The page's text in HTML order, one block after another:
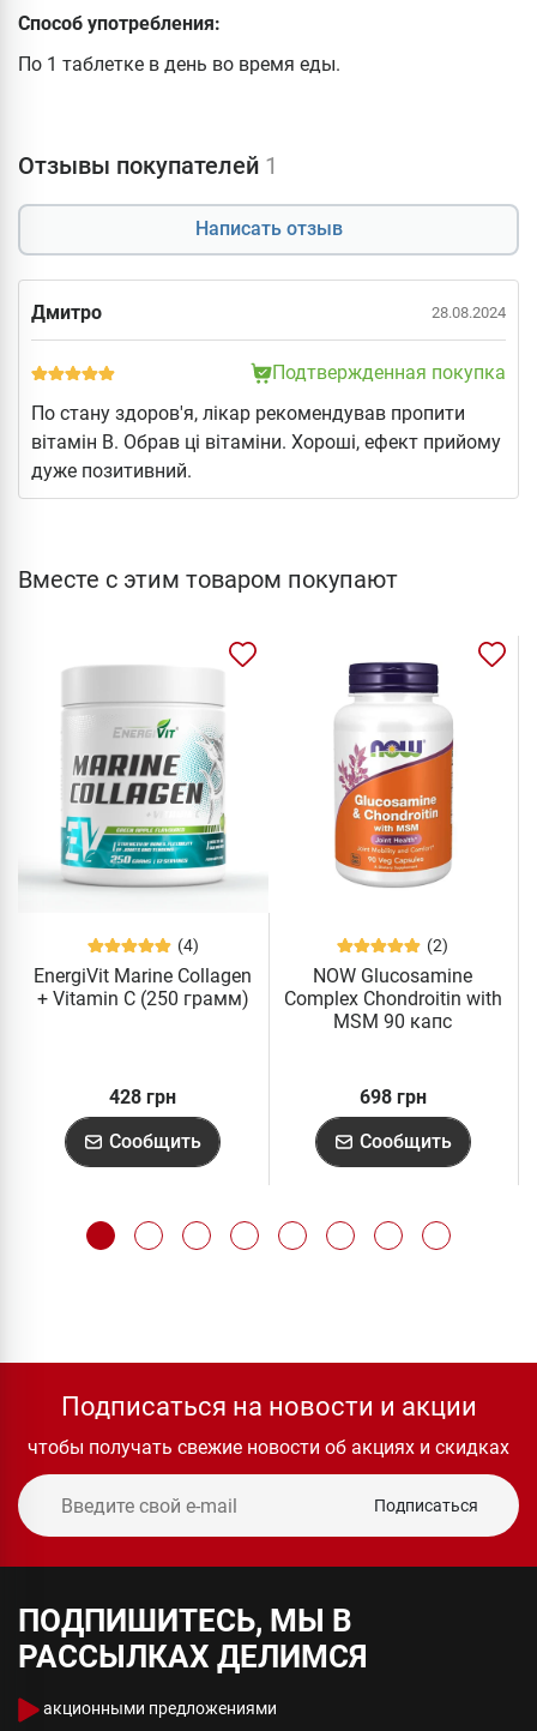
Способ употребления:
По 1 таблетке в день во время еды.
Отзывы покупателей 1
Написать отзыв
Дмитро 28.08.2024
Подтвержденная покупка
По стану здоров'я, лікар рекомендував пропити
вітамін В. Обрав ці вітаміни. Хороші, ефект прийому
дуже позитивний.
Вместе с этим товаром покупают
(4)
EnergiVit Marine Collagen
+ Vitamin C (250 грамм)
428 грн
Сообщить
(2)
NOW Glucosamine
Complex Chondroitin with
MSM 90 капс
698 грн
Сообщить
Подписаться на новости и акции
чтобы получать свежие новости об акциях и скидках
Подписаться
ПОДПИШИТЕСЬ, МЫ В
РАССЫЛКАХ ДЕЛИМСЯ
акционными предложениями